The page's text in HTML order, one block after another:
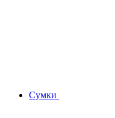
Сумки